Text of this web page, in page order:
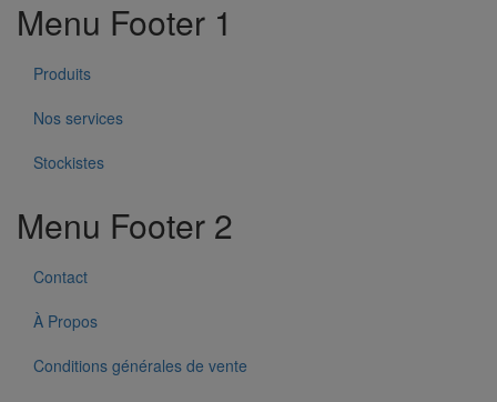
Menu Footer 1
Produits
Nos services
Stockistes
Menu Footer 2
Contact
À Propos
Conditions générales de vente